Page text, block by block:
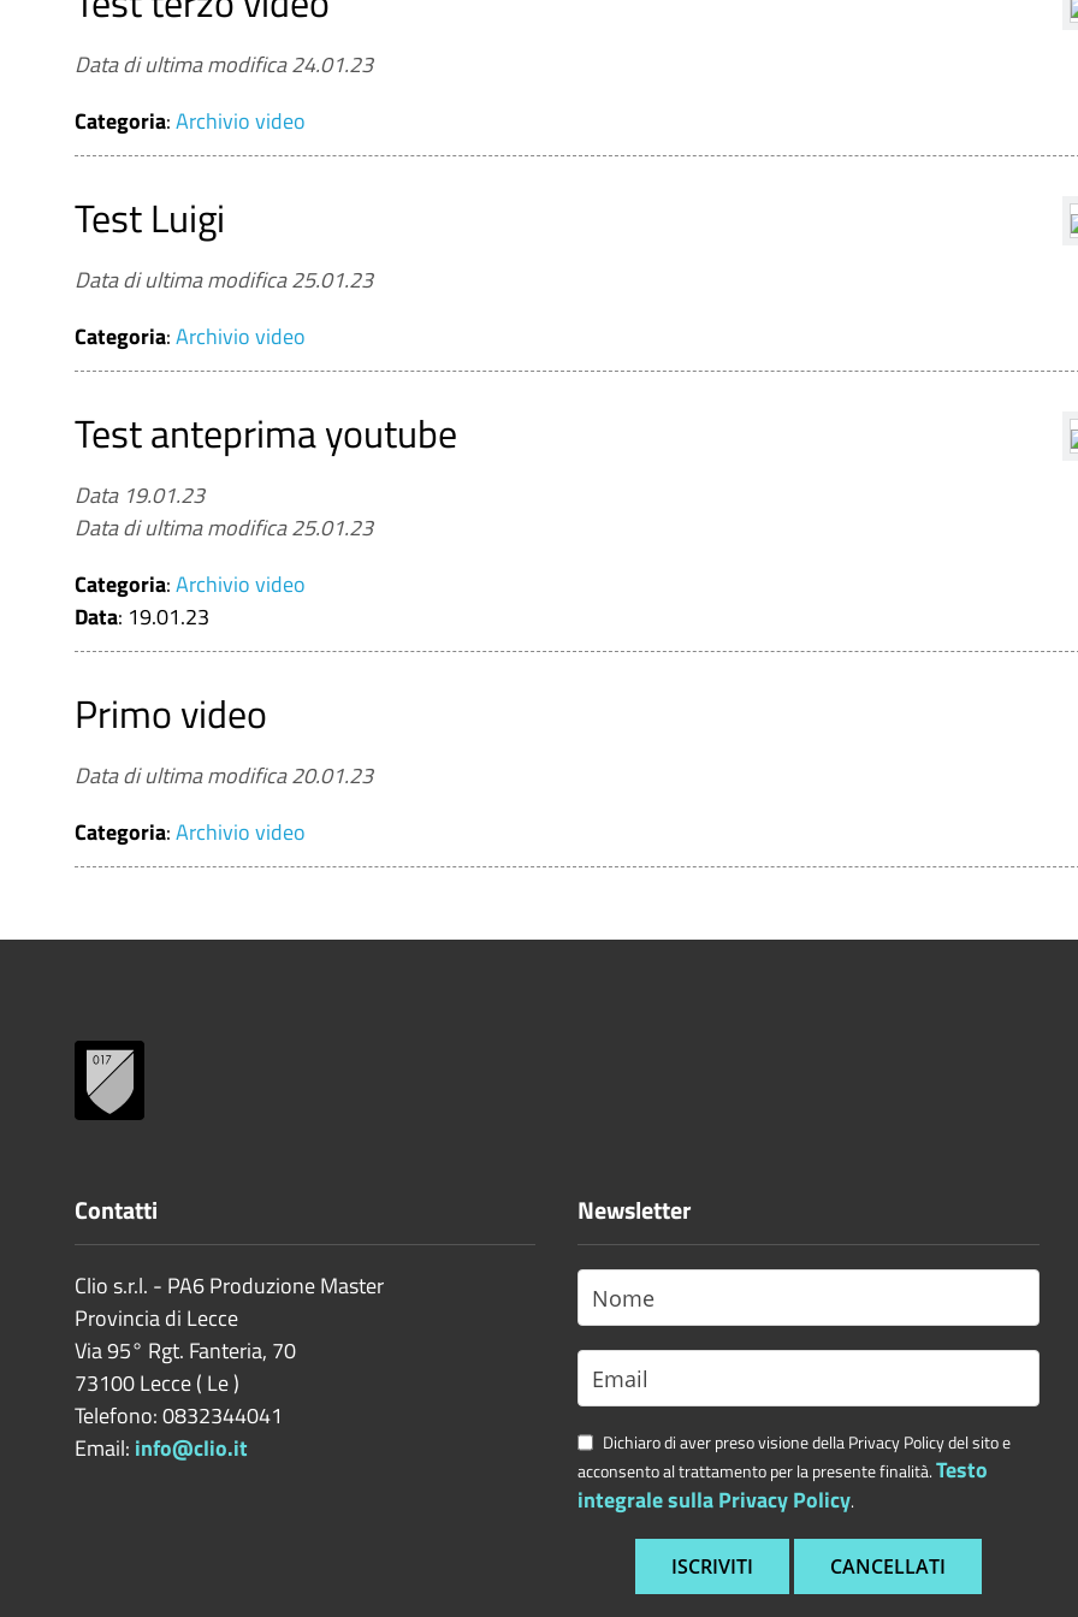
Data di ultima modifica 24.01.23
Categoria:Archivio video
Test Luigi
Data di ultima modifica 25.01.23
Categoria:Archivio video
Test anteprima youtube
Data 19.01.23
Data di ultima modifica 25.01.23
Categoria:Archivio video
Data: 19.01.23
Primo video
Data di ultima modifica 20.01.23
Categoria:Archivio video
Contatti
Clio s.r.l. - PA6 Produzione Master
Provincia di Lecce
Via 95° Rgt. Fanteria, 70
73100Lecce( Le)
Telefono: 0832344041
Email: info@clio.it
Newsletter
Dichiaro di aver preso visione della Privacy Policy del sito e
acconsento al trattamento per la presente finalità.Testo
integrale sulla Privacy Policy.